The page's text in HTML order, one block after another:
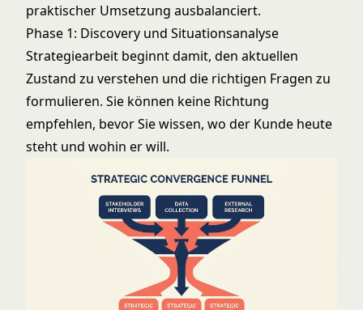
praktischer Umsetzung ausbalanciert.
Phase 1: Discovery und Situationsanalyse
Strategiearbeit beginnt damit, den aktuellen
Zustand zu verstehen und die richtigen Fragen zu
formulieren. Sie können keine Richtung
empfehlen, bevor Sie wissen, wo der Kunde heute
steht und wohin er will.